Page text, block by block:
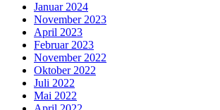
Januar 2024
November 2023
April 2023
Februar 2023
November 2022
Oktober 2022
Juli 2022
Mai 2022